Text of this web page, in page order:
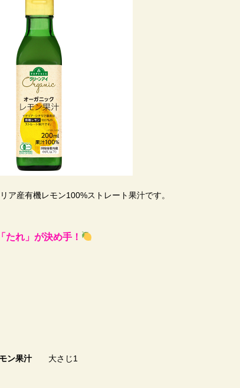
ア産有機レモン100%ストレート果汁です。
たれ」が決め手！
ン果汁大さじ1